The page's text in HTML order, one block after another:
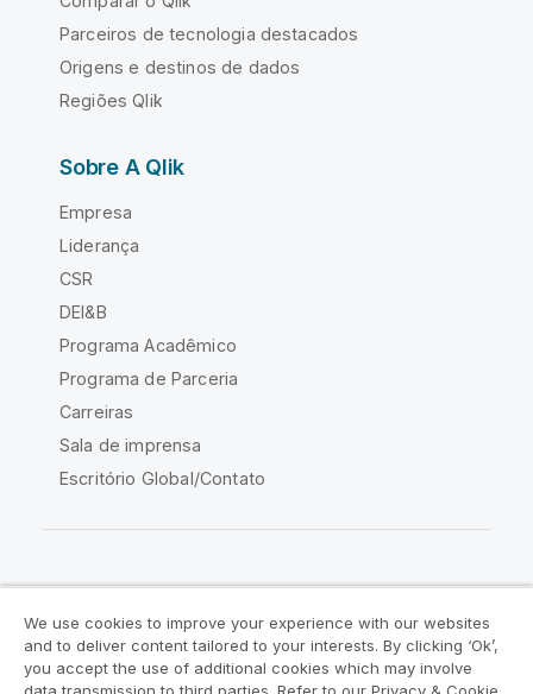
Parceiros de tecnologia destacados
Origens e destinos de dados
Regiões Qlik
Sobre A Qlik
Empresa
Liderança
CSR
DEI&B
Programa Acadêmico
Programa de Parceria
Carreiras
Sala de imprensa
Escritório Global/Contato
Acordos legais
Termos do produto
We use cookies to improve your experience with our websites
and to deliver content tailored to your interests. By clicking ‘Ok’,
you accept the use of additional cookies which may involve